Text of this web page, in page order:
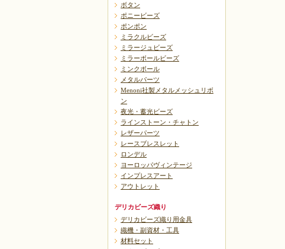
ボタン
ポニービーズ
ポンポン
ミラクルビーズ
ミラージュビーズ
ミラーボールビーズ
ミンクボール
メタルパーツ
Menoni社製メタルメッシュリボ
ン
夜光・蓄光ビーズ
ラインストーン・チャトン
レザーパーツ
レースブレスレット
ロンデル
ヨーロッパヴィンテージ
インプレスアート
アウトレット
デリカビーズ織り
デリカビーズ織り用金具
織機・副資材・工具
材料セット